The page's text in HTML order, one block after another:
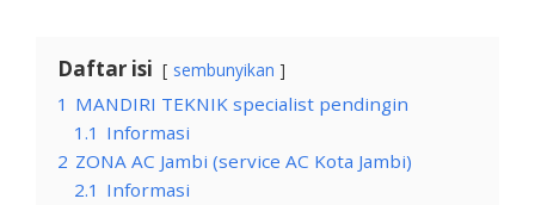
Daftar isi sembunyikan
1 MANDIRI TEKNIK specialist pendingin
1.1 Informasi
2 ZONA AC Jambi (service AC Kota Jambi)
2.1 Informasi